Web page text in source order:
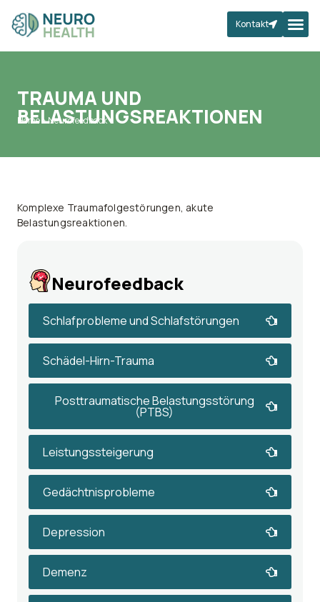
Kontakt
TRAUMA UND
BELASTUNGSREAKTIONEN
Home >Neurofeedback
Komplexe Traumafolgestörungen, akute
Belastungsreaktionen.
Neurofeedback
Schlafprobleme und Schlafstörungen
Schädel-Hirn-Trauma
Posttraumatische Belastungsstörung
(PTBS)
Leistungssteigerung
Gedächtnisprobleme
Depression
Demenz